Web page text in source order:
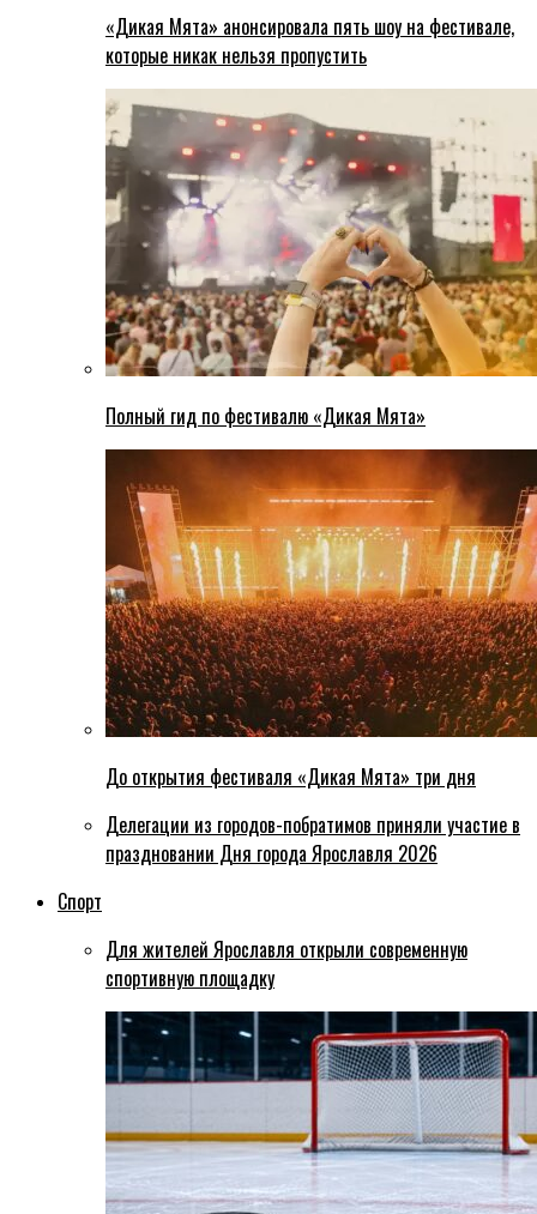
«Дикая Мята» анонсировала пять шоу на фестивале,
которые никак нельзя пропустить
Полный гид по фестивалю «Дикая Мята»
До открытия фестиваля «Дикая Мята» три дня
Делегации из городов-побратимов приняли участие в
праздновании Дня города Ярославля 2026
Спорт
Для жителей Ярославля открыли современную
спортивную площадку